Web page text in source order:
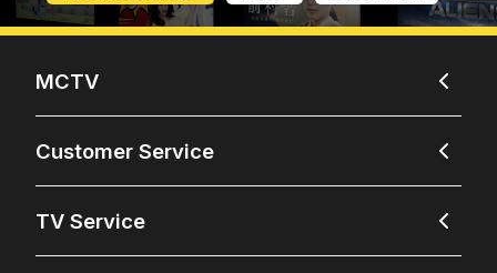
MCTV
Customer Service
TV Service